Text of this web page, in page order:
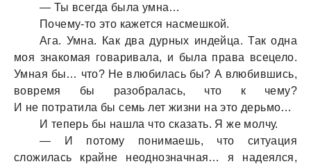
— Ты всегда была умна…
Почему-то это кажется насмешкой.
Ага. Умна. Как два дурных индейца. Так одна
моя знакомая говаривала, и была права всецело.
Умная бы… что? Не влюбилась бы? А влюбившись,
вовремя бы разобралась, что к чему?
И не потратила бы семь лет жизни на это дерьмо…
И теперь бы нашла что сказать. Я же молчу.
— И потому понимаешь, что ситуация
сложилась крайне неоднозначная… я надеялся,